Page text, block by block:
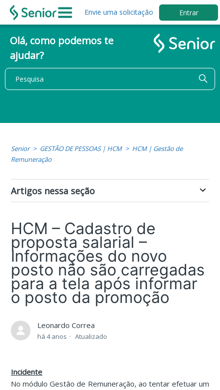
Envie uma solicitação Entrar
Olá, como podemos te
ajudar?
Senior GESTÃO DE PESSOAS | HCM
HCM | Gestão de
Remuneração
Artigos nessa seção
HCM – Cadastro de
proposta salarial –
Informações do novo
posto não são carregadas
para a tela após informar
o posto da promoção
Leonardo Correa
há 4 anos Atualizado
Incidente
No módulo Gestão de Remuneração, ao tentar efetuar um